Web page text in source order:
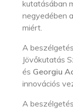
kutatásában
negyedében
miért.
A
Jövőkutatás
és Georgiu
innovációs
A